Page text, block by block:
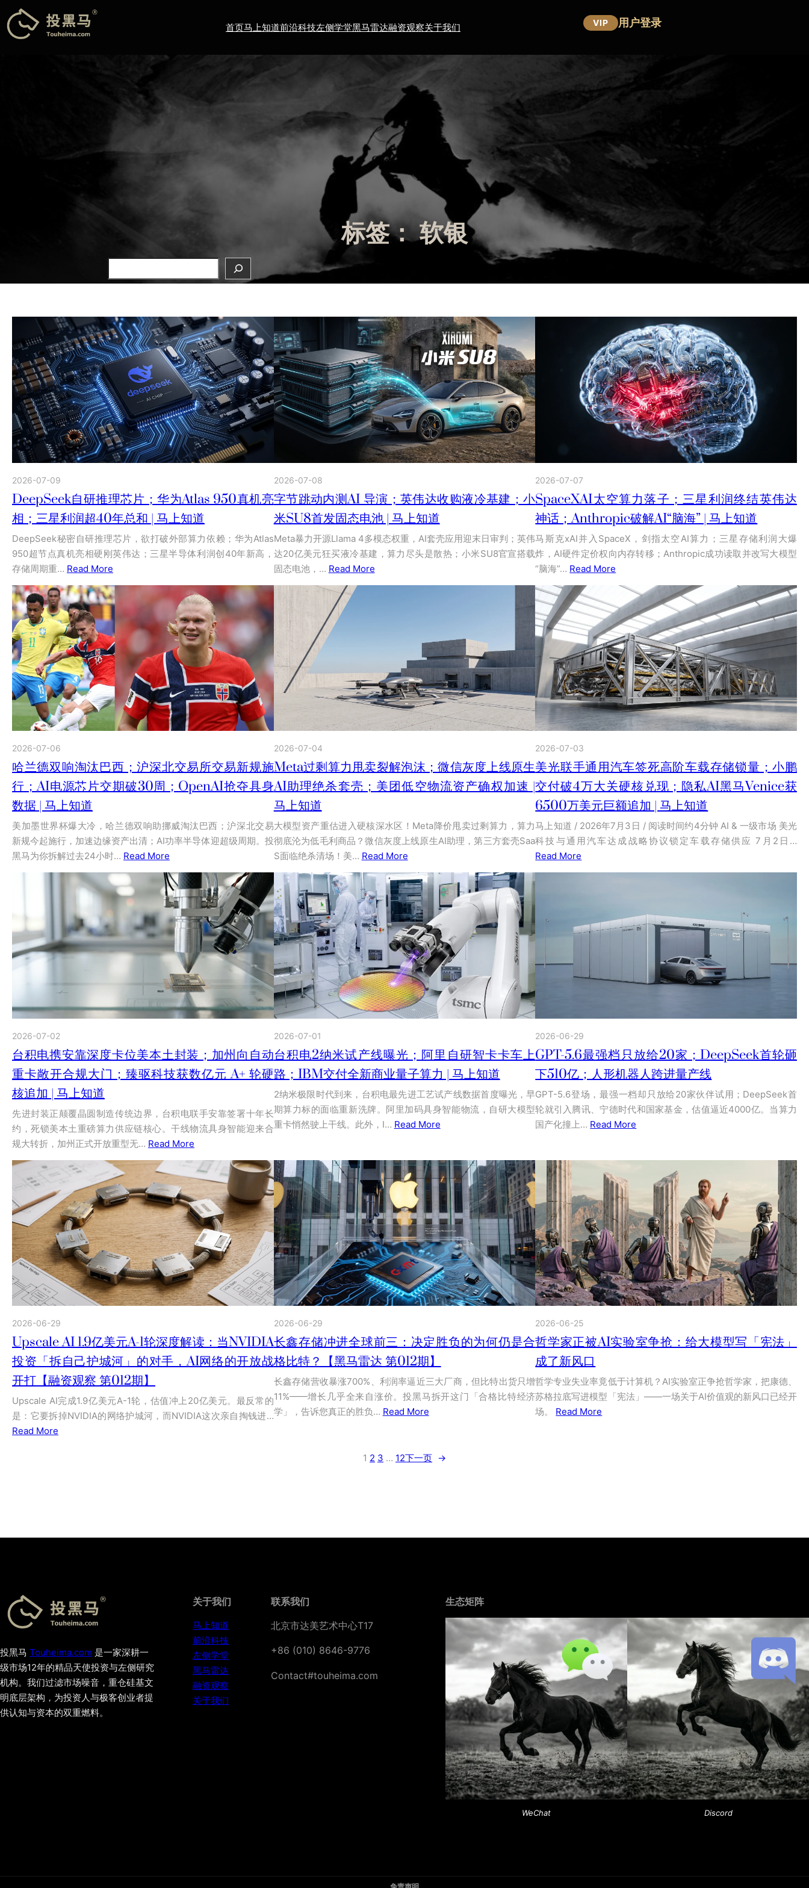
至
首页马上知道前沿科技左侧学堂黑马雷达融资观察关于我们 VIP 用户登录
标签：软银
2026-07-09
DeepSeek自研推理芯片；华为Atlas 950真机亮
相；三星利润超40年总和 | 马上知道
DeepSeek秘密自研推理芯片，欲打破外部算力依赖；华为Atlas
950超节点真机亮相硬刚英伟达；三星半导体利润创40年新高，
存储周期重… Read More
2026-07-08
字节跳动内测AI 导演；英伟达收购液冷基建；小
米SU8首发固态电池 | 马上知道
Meta暴力开源Llama 4多模态权重，AI套壳应用迎末日审判；英伟
达20亿美元狂买液冷基建，算力尽头是散热；小米SU8官宣搭载
固态电池，… Read More
2026-07-07
SpaceXAI太空算力落子；三星利润终结英伟达
神话；Anthropic破解AI“脑海” | 马上知道
马斯克xAI并入SpaceX，剑指太空AI算力；三星存储利润大爆
炸，AI硬件定价权向内存转移；Anthropic成功读取并改写大模型
“脑海”… Read More
2026-07-06
哈兰德双响淘汰巴西；沪深北交易所交易新规施
行；AI电源芯片交期破30周；OpenAI抢夺具身
数据 | 马上知道
美加墨世界杯爆大冷，哈兰德双响助挪威淘汰巴西；沪深北交易
新规今起施行，加速边缘资产出清；AI功率半导体迎超级周期。投
黑马为你拆解过去24小时… Read More
2026-07-04
Meta过剩算力甩卖裂解泡沫；微信灰度上线原生
AI助理绝杀套壳；美团低空物流资产确权加速 |
马上知道
大模型资产重估进入硬核深水区！Meta降价甩卖过剩算力，算力
彻底沦为低毛利商品？微信灰度上线原生AI助理，第三方套壳Saa
S面临绝杀清场！美… Read More
2026-07-03
美光联手通用汽车签死高阶车载存储锁量；小鹏
交付破4万大关硬核兑现；隐私AI黑马Venice获
6500万美元巨额追加 | 马上知道
马上知道 / 2026年7月3日 / 阅读时间约4分钟 AI & 一级市场 美光
科技与通用汽车达成战略协议锁定车载存储供应 7月2日…
Read More
2026-07-02
台积电携安靠深度卡位美本土封装；加州向自动
重卡敞开合规大门；臻驱科技获数亿元 A+ 轮硬
核追加 | 马上知道
先进封装正颠覆晶圆制造传统边界，台积电联手安靠签署十年长
约，死锁美本土重磅算力供应链核心。干线物流具身智能迎来合
规大转折，加州正式开放重型无… Read More
2026-07-01
台积电2纳米试产线曝光；阿里自研智卡卡车上
路；IBM交付全新商业量子算力 | 马上知道
2纳米极限时代到来，台积电最先进工艺试产线数据首度曝光，早
期算力标的面临重新洗牌。阿里加码具身智能物流，自研大模型
重卡悄然驶上干线。此外，I… Read More
2026-06-29
GPT-5.6最强档只放给20家；DeepSeek首轮砸
下510亿；人形机器人跨进量产线
GPT-5.6登场，最强一档却只放给20家伙伴试用；DeepSeek首
轮就引入腾讯、宁德时代和国家基金，估值逼近4000亿。当算力
国产化撞上… Read More
2026-06-29
Upscale AI 1.9亿美元A-1轮深度解读：当NVIDIA
投资「拆自己护城河」的对手，AI网络的开放战
开打【融资观察 第012期】
Upscale AI完成1.9亿美元A-1轮，估值冲上20亿美元。最反常的
是：它要拆掉NVIDIA的网络护城河，而NVIDIA这次亲自掏钱进…
Read More
2026-06-29
长鑫存储冲进全球前三：决定胜负的为何仍是合
格比特？【黑马雷达 第012期】
长鑫存储营收暴涨700%、利润率逼近三大厂商，但比特出货只增
11%——增长几乎全来自涨价。投黑马拆开这门「合格比特经济
学」，告诉您真正的胜负… Read More
2026-06-25
哲学家正被AI实验室争抢：给大模型写「宪法」
成了新风口
哲学专业失业率竟低于计算机？AI实验室正争抢哲学家，把康德、
苏格拉底写进模型「宪法」——一场关于AI价值观的新风口已经开
场。 Read More
1 2 3 … 12下一页 →
投黑马 Touheima.com 是一家深耕一
级市场12年的精品天使投资与左侧研究
机构。我们过滤市场噪音，重仓硅基文
明底层架构，为投资人与极客创业者提
供认知与资本的双重燃料。
关于我们
马上知道
前沿科技
左侧学堂
黑马雷达
融资观察
关于我们
联系我们
北京市达美艺术中心T17
+86 (010) 8646-9776
Contact#touheima.com
生态矩阵
WeChat Discord